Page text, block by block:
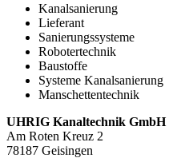
Kanalsanierung
Lieferant
Sanierungssysteme
Robotertechnik
Baustoffe
Systeme Kanalsanierung
Manschettentechnik
UHRIG Kanaltechnik GmbH
Am Roten Kreuz 2
78187 Geisingen